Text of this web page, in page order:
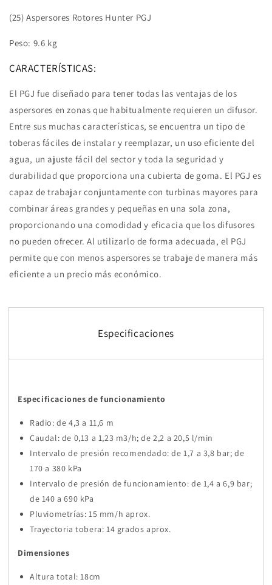
(25) Aspersores Rotores Hunter PGJ
Peso: 9.6 kg
CARACTERÍSTICAS:
El PGJ fue diseñado para tener todas las ventajas de los
aspersores en zonas que habitualmente requieren un difusor.
Entre sus muchas características, se encuentra un tipo de
toberas fáciles de instalar y reemplazar, un uso eficiente del
agua, un ajuste fácil del sector y toda la seguridad y
durabilidad que proporciona una cubierta de goma. El PGJ es
capaz de trabajar conjuntamente con turbinas mayores para
combinar áreas grandes y pequeñas en una sola zona,
proporcionando una comodidad y eficacia que los difusores
no pueden ofrecer. Al utilizarlo de forma adecuada, el PGJ
permite que con menos aspersores se trabaje de manera más
eficiente a un precio más económico.
Especificaciones
Especificaciones de funcionamiento
Radio: de 4,3 a 11,6 m
Caudal: de 0,13 a 1,23 m3/h; de 2,2 a 20,5 l/min
Intervalo de presión recomendado: de 1,7 a 3,8 bar; de
170 a 380 kPa
Intervalo de presión de funcionamiento: de 1,4 a 6,9 bar;
de 140 a 690 kPa
Pluviometrías: 15 mm/h aprox.
Trayectoria tobera: 14 grados aprox.
Dimensiones
Altura total: 18cm